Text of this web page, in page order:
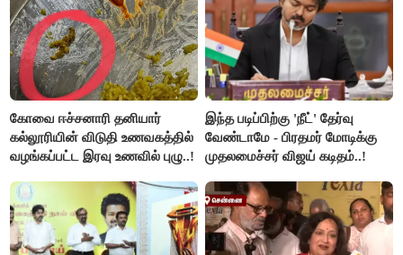
கோவை ஈச்சனாரி தனியார்
கல்லூரியின் விடுதி உணவகத்தில்
வழங்கப்பட்ட இரவு உணவில் புழு..!
இந்த படிப்பிற்கு 'நீட்' தேர்வு
வேண்டாமே - பிரதமர் மோடிக்கு
முதலமைச்சர் விஜய் கடிதம்..!